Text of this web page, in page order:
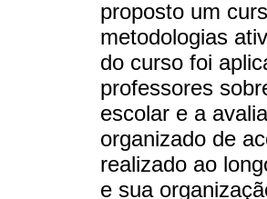
proposto um
metodologias
do curso foi
professores
escolar e a
organizado de
realizado ao
e sua